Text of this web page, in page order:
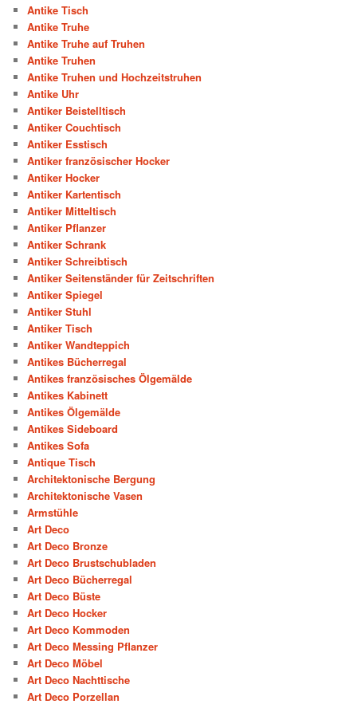
Antike Tisch
Antike Truhe
Antike Truhe auf Truhen
Antike Truhen
Antike Truhen und Hochzeitstruhen
Antike Uhr
Antiker Beistelltisch
Antiker Couchtisch
Antiker Esstisch
Antiker französischer Hocker
Antiker Hocker
Antiker Kartentisch
Antiker Mitteltisch
Antiker Pflanzer
Antiker Schrank
Antiker Schreibtisch
Antiker Seitenständer für Zeitschriften
Antiker Spiegel
Antiker Stuhl
Antiker Tisch
Antiker Wandteppich
Antikes Bücherregal
Antikes französisches Ölgemälde
Antikes Kabinett
Antikes Ölgemälde
Antikes Sideboard
Antikes Sofa
Antique Tisch
Architektonische Bergung
Architektonische Vasen
Armstühle
Art Deco
Art Deco Bronze
Art Deco Brustschubladen
Art Deco Bücherregal
Art Deco Büste
Art Deco Hocker
Art Deco Kommoden
Art Deco Messing Pflanzer
Art Deco Möbel
Art Deco Nachttische
Art Deco Porzellan